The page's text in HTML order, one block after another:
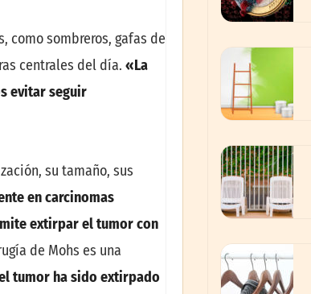
como sombreros, gafas de
centrales del día. «La
evitar seguir
su tamaño, sus
en carcinomas
extirpar el tumor con
de Mohs es una
tumor ha sido extirpado